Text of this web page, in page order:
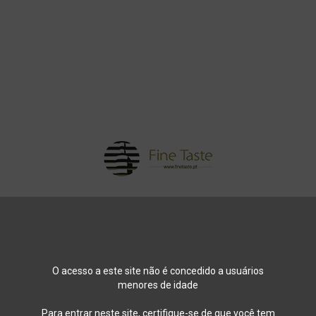
O acesso a este site não é concedido a usuários
menores de idade
Para entrar neste site, certifique-se de que você tem